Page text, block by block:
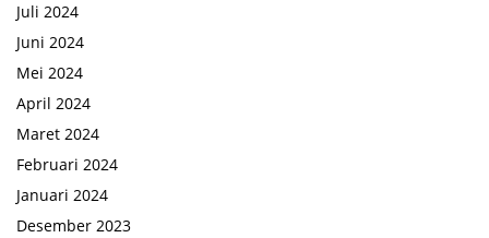
Juli 2024
Juni 2024
Mei 2024
April 2024
Maret 2024
Februari 2024
Januari 2024
Desember 2023